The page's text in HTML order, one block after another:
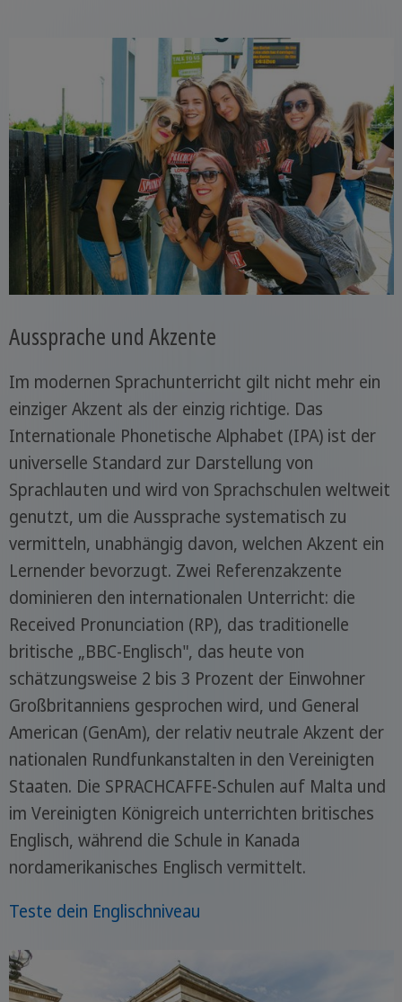
Aussprache und Akzente
Im modernen Sprachunterricht gilt nicht mehr ein
einziger Akzent als der einzig richtige. Das
Internationale Phonetische Alphabet (IPA) ist der
universelle Standard zur Darstellung von
Sprachlauten und wird von Sprachschulen weltweit
genutzt, um die Aussprache systematisch zu
vermitteln, unabhängig davon, welchen Akzent ein
Lernender bevorzugt. Zwei Referenzakzente
dominieren den internationalen Unterricht: die
Received Pronunciation (RP), das traditionelle
britische „BBC-Englisch", das heute von
schätzungsweise 2 bis 3 Prozent der Einwohner
Großbritanniens gesprochen wird, und General
American (GenAm), der relativ neutrale Akzent der
nationalen Rundfunkanstalten in den Vereinigten
Staaten. Die SPRACHCAFFE-Schulen auf Malta und
im Vereinigten Königreich unterrichten britisches
Englisch, während die Schule in Kanada
nordamerikanisches Englisch vermittelt.
Teste dein Englischniveau